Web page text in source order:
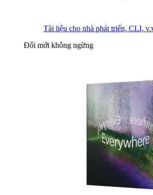
Tài liệu cho nhà phát triển, CLI,
Đổi mới không ngừng